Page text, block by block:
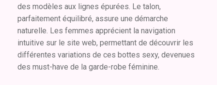
des modèles aux lignes épurées. Le talon,
parfaitement équilibré, assure une démarche
naturelle. Les femmes apprécient la navigation
intuitive sur le site web, permettant de découvrir les
différentes variations de ces bottes sexy, devenues
des must-have de la garde-robe féminine.